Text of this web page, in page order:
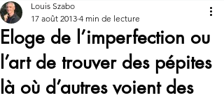
Eloge de l’imperfection ou
l’art de trouver des pépites
là où d’autres voient des
Louis Szabo
17 août 2013 4 min de lecture